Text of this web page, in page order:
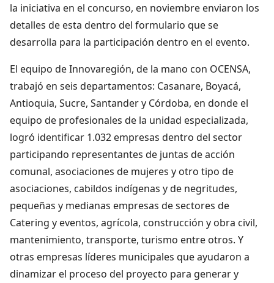
la iniciativa en el concurso, en noviembre enviaron los
detalles de esta dentro del formulario que se
desarrolla para la participación dentro en el evento.
El equipo de Innovaregión, de la mano con OCENSA,
trabajó en seis departamentos: Casanare, Boyacá,
Antioquia, Sucre, Santander y Córdoba, en donde el
equipo de profesionales de la unidad especializada,
logró identificar 1.032 empresas dentro del sector
participando representantes de juntas de acción
comunal, asociaciones de mujeres y otro tipo de
asociaciones, cabildos indígenas y de negritudes,
pequeñas y medianas empresas de sectores de
Catering y eventos, agrícola, construcción y obra civil,
mantenimiento, transporte, turismo entre otros. Y
otras empresas líderes municipales que ayudaron a
dinamizar el proceso del proyecto para generar y